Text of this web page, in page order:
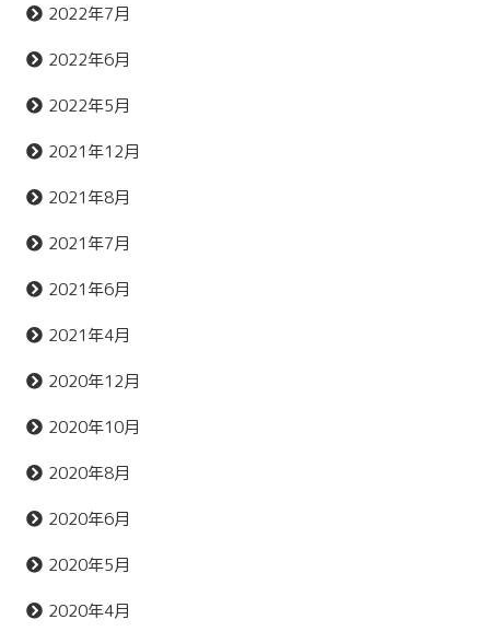
2022年7月
2022年6月
2022年5月
2021年12月
2021年8月
2021年7月
2021年6月
2021年4月
2020年12月
2020年10月
2020年8月
2020年6月
2020年5月
2020年4月